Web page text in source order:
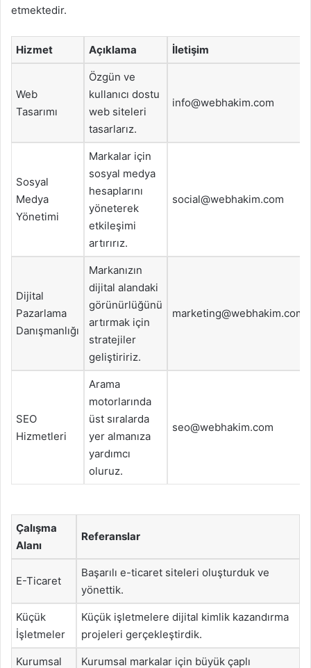
etmektedir.
Hizmet Açıklama İletişim
Web
Tasarımı
Özgün ve
kullanıcı dostu
web siteleri
tasarlarız.
info@webhakim.com
Sosyal
Medya
Yönetimi
Markalar için
sosyal medya
hesaplarını
yöneterek
etkileşimi
artırırız.
social@webhakim.com
Dijital
Pazarlama
Danışmanlığı
Markanızın
dijital alandaki
görünürlüğünü
artırmak için
stratejiler
geliştiririz.
marketing@webhakim.com
SEO
Hizmetleri
Arama
motorlarında
üst sıralarda
yer almanıza
yardımcı
oluruz.
seo@webhakim.com
Çalışma
Alanı
Referanslar
E-Ticaret
Başarılı e-ticaret siteleri oluşturduk ve
yönettik.
Küçük
İşletmeler
Küçük işletmelere dijital kimlik kazandırma
projeleri gerçekleştirdik.
Kurumsal
Kurumsal markalar için büyük çaplı